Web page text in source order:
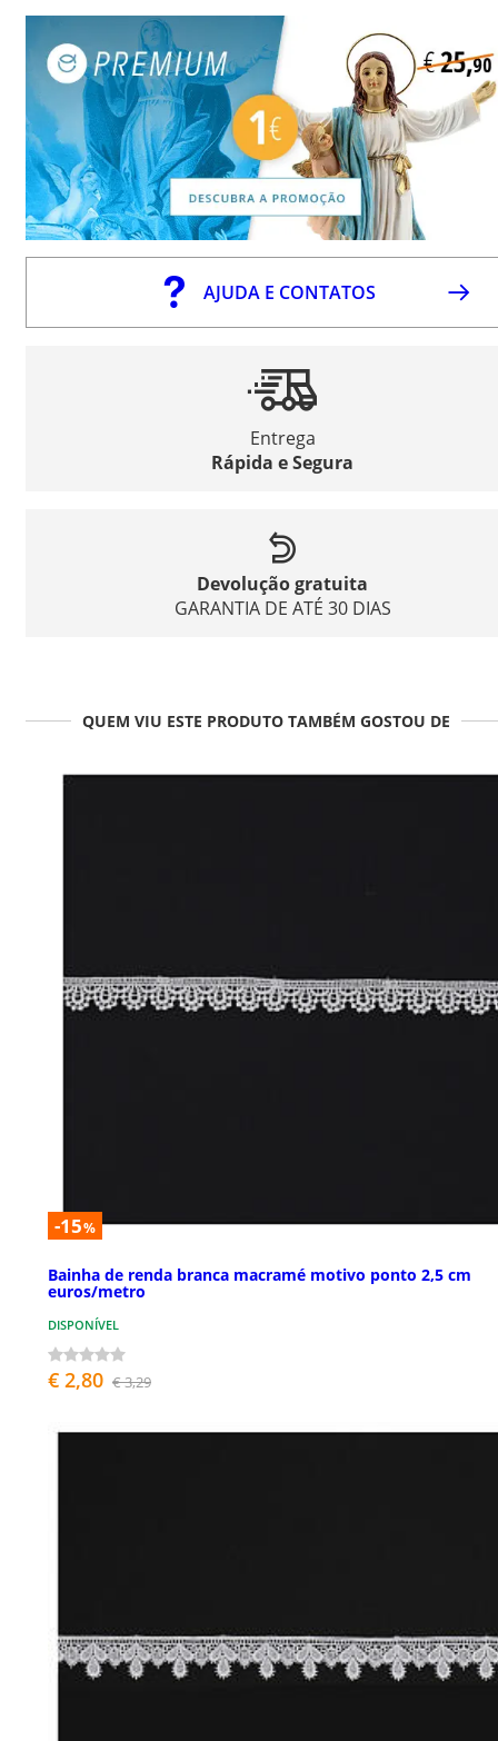
AJUDA E CONTATOS
Entrega
Rápida e Segura
Devolução gratuita
GARANTIA DE ATÉ 30 DIAS
QUEM VIU ESTE PRODUTO TAMBÉM GOSTOU DE
-15%
Bainha de renda branca macramé motivo ponto 2,5 cm
euros/metro
DISPONÍVEL
€ 2,80 € 3,29